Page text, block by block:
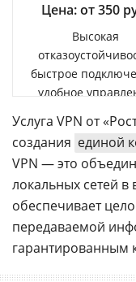
Цена: от 350
Высокая
быстрое
удобное
Услуга VPN от
создания единой
VPN — это
локальных сетей в
обеспечивает
передаваемой
гарантированным